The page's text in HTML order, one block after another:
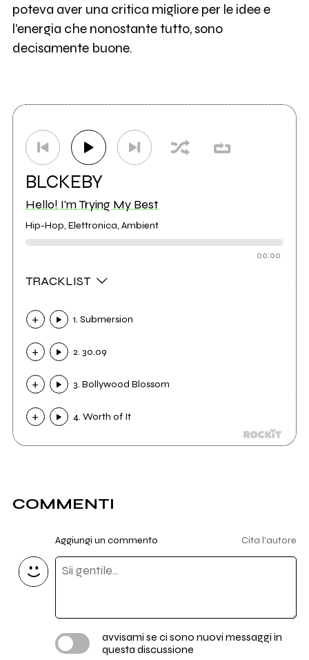
poteva aver una critica migliore per le idee e
l'energia che nonostante tutto, sono
decisamente buone.
BLCKEBY
Hello! I'm Trying My Best
Hip-Hop, Elettronica, Ambient
00:00
TRACKLIST
1. Submersion
2. 30.09
3. Bollywood Blossom
4. Worth of It
COMMENTI
Aggiungi un commento Cita l'autore
avvisami se ci sono nuovi messaggi in
questa discussione